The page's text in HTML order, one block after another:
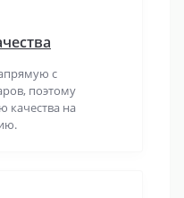
с
поэтому
качества на